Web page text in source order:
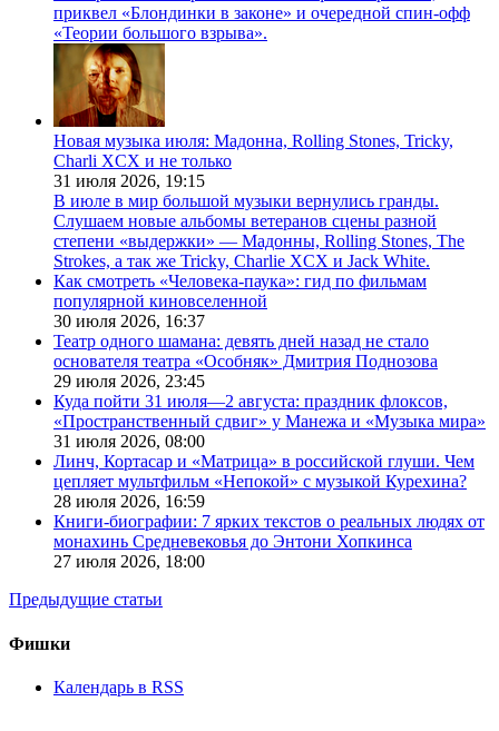
приквел «Блондинки в законе» и очередной спин-офф
«Теории большого взрыва».
Новая музыка июля: Мадонна, Rolling Stones, Tricky,
Charli XCX и не только
31 июля 2026, 19:15
В июле в мир большой музыки вернулись гранды.
Слушаем новые альбомы ветеранов сцены разной
степени «выдержки» — Мадонны, Rolling Stones, The
Strokes, а так же Tricky, Charlie XCX и Jack White.
Как смотреть «Человека-паука»: гид по фильмам
популярной киновселенной
30 июля 2026, 16:37
Театр одного шамана: девять дней назад не стало
основателя театра «Особняк» Дмитрия Поднозова
29 июля 2026, 23:45
Куда пойти 31 июля—2 августа: праздник флоксов,
«Пространственный сдвиг» у Манежа и «Музыка мира»
31 июля 2026, 08:00
Линч, Кортасар и «Матрица» в российской глуши. Чем
цепляет мультфильм «Непокой» с музыкой Курехина?
28 июля 2026, 16:59
Книги-биографии: 7 ярких текстов о реальных людях от
монахинь Средневековья до Энтони Хопкинса
27 июля 2026, 18:00
Предыдущие статьи
Фишки
Календарь в RSS